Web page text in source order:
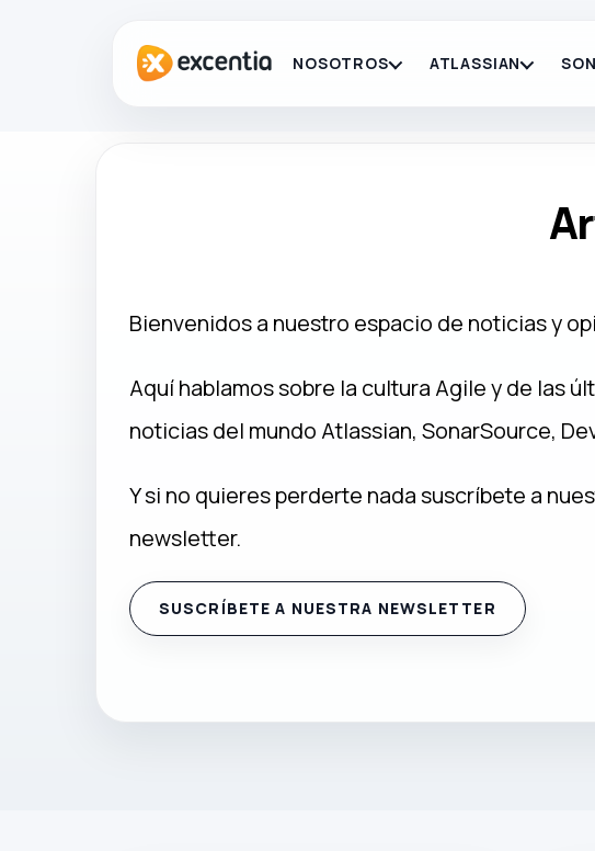
NOSOTROS ATLASSIAN
Bienvenidos a nuestro espacio de noticias y
Aquí hablamos sobre la cultura Agile y de las
noticias del mundo Atlassian, SonarSource,
Y si no quieres perderte nada suscríbete a
newsletter.
SUSCRÍBETE A NUESTRA NEWSLETTER